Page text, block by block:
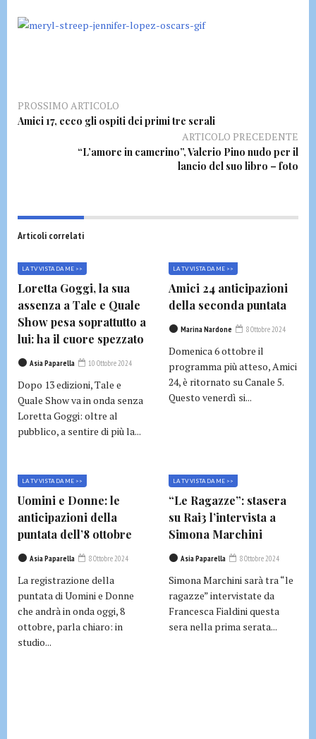
PROSSIMO ARTICOLO
Amici 17, ecco gli ospiti dei primi tre serali
ARTICOLO PRECEDENTE
“L’amore in camerino”, Valerio Pino nudo per il
lancio del suo libro – foto
Articoli correlati
LA TV VISTA DA ME >>
Loretta Goggi, la sua
assenza a Tale e Quale
Show pesa soprattutto a
lui: ha il cuore spezzato
Asia Paparella 10 Ottobre 2024
Dopo 13 edizioni, Tale e
Quale Show va in onda senza
Loretta Goggi: oltre al
pubblico, a sentire di più la...
LA TV VISTA DA ME >>
Amici 24 anticipazioni
della seconda puntata
Marina Nardone 8 Ottobre 2024
Domenica 6 ottobre il
programma più atteso, Amici
24, è ritornato su Canale 5.
Questo venerdì si...
LA TV VISTA DA ME >>
Uomini e Donne: le
anticipazioni della
puntata dell’8 ottobre
Asia Paparella 8 Ottobre 2024
La registrazione della
puntata di Uomini e Donne
che andrà in onda oggi, 8
ottobre, parla chiaro: in
studio...
LA TV VISTA DA ME >>
“Le Ragazze”: stasera
su Rai3 l’intervista a
Simona Marchini
Asia Paparella 8 Ottobre 2024
Simona Marchini sarà tra “le
ragazze” intervistate da
Francesca Fialdini questa
sera nella prima serata...